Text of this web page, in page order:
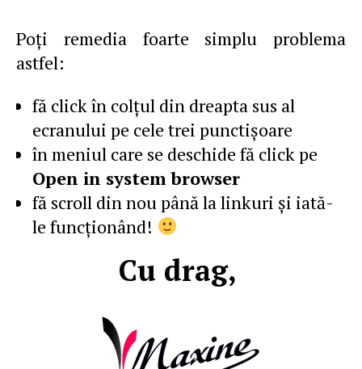
Poţi remedia foarte simplu problema
astfel:
fă click în colţul din dreapta sus al
ecranului pe cele trei punctişoare
în meniul care se deschide fă click pe
Open in system browser
fă scroll din nou până la linkuri şi iată-
le funcţionând!
Cu drag,